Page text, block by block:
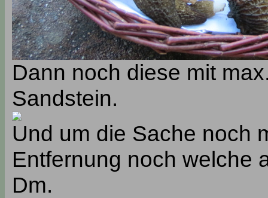
Dann noch diese mit
Sandstein.
Und um die Sache noch
Entfernung noch welche
Dm.